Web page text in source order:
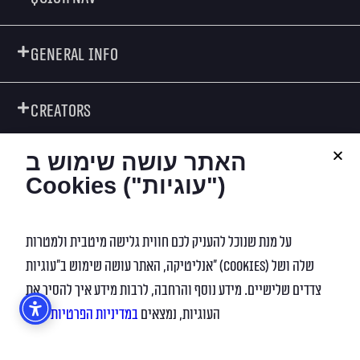
General Info
Creators
Contact Info
Digital Marketing
© All rights reserved to Zohar Yacobson
האתר עושה שימוש ב
Cookies ("עוגיות")
על מנת שנוכל להעניק לכם חווית גלישה מיטבית ולמטרות
אנליטיקה, האתר עושה שימוש ב”עוגיות” (Cookies) שלה ושל
צדדים שלישיים. מידע נוסף והרחבה, לרבות מידע איך להסיר את
העוגיות, נמצאים במדיניות הפרטיותשלנו